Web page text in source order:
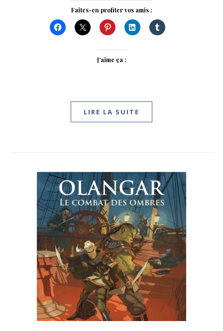
Faites-en profiter vos amis :
J’aime ça :
LIRE LA SUITE